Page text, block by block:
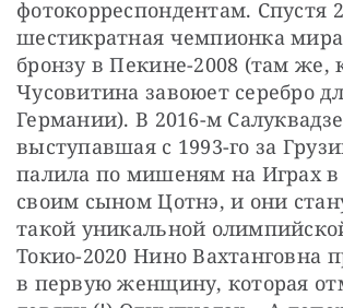
фотокорреспондентам. Спустя
шестикратная чемпионка
бронзу в Пекине-2008 (там же,
Чусовитина завоюет серебро
Германии). В 2016-м
выступавшая с 1993-го за
палила по мишеням на Играх в
своим сыном Цотнэ, и они
такой уникальной
Токио-2020 Нино Вахтанговна
в первую женщину, которая